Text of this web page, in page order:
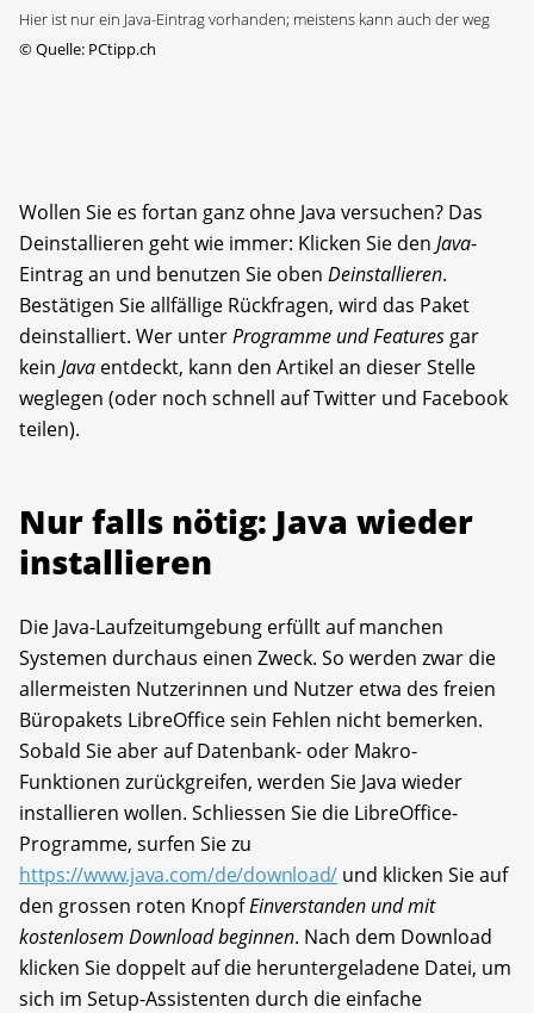
Hier ist nur ein Java-Eintrag vorhanden; meistens kann auch der weg
©Quelle: PCtipp.ch
Wollen Sie es fortan ganz ohne Java versuchen? Das
Deinstallieren geht wie immer: Klicken Sie den Java-
Eintrag an und benutzen Sie oben Deinstallieren.
Bestätigen Sie allfällige Rückfragen, wird das Paket
deinstalliert. Wer unterProgramme und Features gar
kein Java entdeckt, kann den Artikel an dieser Stelle
weglegen (oder noch schnell auf Twitter und Facebook
teilen).
Nur falls nötig: Java wieder
installieren
Die Java-Laufzeitumgebung erfüllt auf manchen
Systemen durchaus einen Zweck. So werden zwar die
allermeisten Nutzerinnen und Nutzer etwa des freien
Büropakets LibreOffice sein Fehlen nicht bemerken.
Sobald Sie aber auf Datenbank- oder Makro-
Funktionen zurückgreifen, werden Sie Java wieder
installieren wollen. Schliessen Sie die LibreOffice-
Programme, surfen Sie zu
https://www.java.com/de/download/ und klicken Sie auf
den grossen roten KnopfEinverstanden und mit
kostenlosem Download beginnen. Nach dem Download
klicken Sie doppelt auf die heruntergeladene Datei, um
sich im Setup-Assistenten durch die einfache